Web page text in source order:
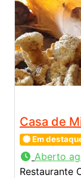
Casa de
Em
Aberto
Restaurante